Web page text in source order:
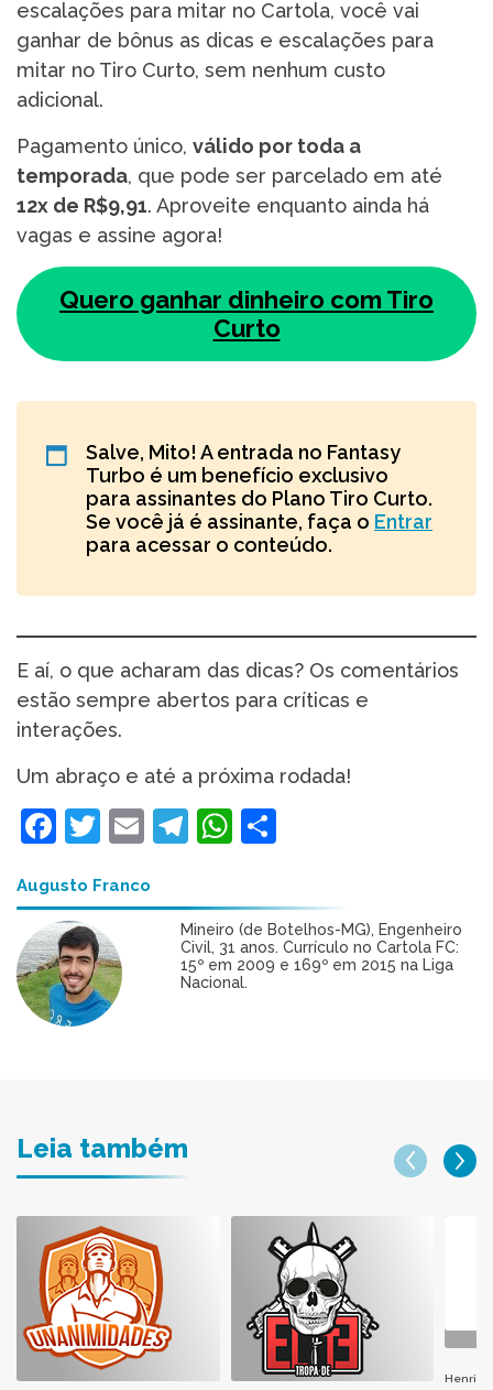
escalações para mitar no Cartola, você vai
ganhar de bônus as dicas e escalações para
mitar no Tiro Curto, sem nenhum custo
adicional.
Pagamento único, válido por toda a
temporada, que pode ser parcelado em até
12x de R$9,91. Aproveite enquanto ainda há
vagas e assine agora!
Quero ganhar dinheiro com Tiro
Curto
Salve, Mito! A entrada no Fantasy
Turbo é um benefício exclusivo
para assinantes do Plano Tiro Curto.
Se você já é assinante, faça o Entrar
para acessar o conteúdo.
E aí, o que acharam das dicas? Os comentários
estão sempre abertos para críticas e
interações.
Um abraço e até a próxima rodada!
Facebook
Twitter
EmailTelegram
WhatsApp
Augusto Franco
Mineiro (de Botelhos-MG), Engenheiro
Civil, 31 anos. Currículo no Cartola FC:
15º em 2009 e 169º em 2015 na Liga
Nacional.
Leia também
Henri